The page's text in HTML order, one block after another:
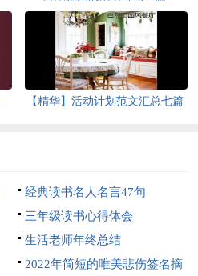
【精华】活动计划范文汇总七篇
经典读书名人名言47句
三年级读书心得体会
生活老师年终总结
2022年简短的唯美悲伤签名摘